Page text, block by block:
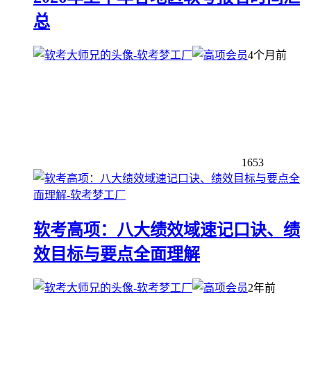
总
4个月前
1653
软考高项：八大绩效域速记口诀、绩
效目标与要点全面理解
2年前